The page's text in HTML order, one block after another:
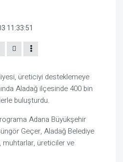
11:33:51
üreticiyi desteklemeye
Aladağ ilçesinde 400 bin
buluşturdu.
Adana Büyükşehir
Geçer, Aladağ Belediye
muhtarlar, üreticiler ve